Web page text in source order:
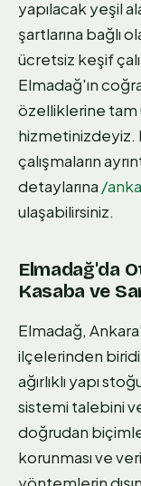
yapılacak yeşil
şartlarına bağlı
ücretsiz keşif
Elmadağ'ın
özelliklerine tam
hizmetinizdeyiz.
çalışmaların
detaylarına /
ulaşabilirsiniz.
Elmadağ'da
Kasaba ve
Elmadağ,
ilçelerinden
ağırlıklı yapı
sistemi talebini
doğrudan
korunması ve